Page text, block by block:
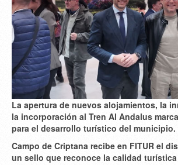
La apertura de nuevos alojamientos, la
la incorporación al Tren Al Andalus
para el desarrollo turístico del municipio.
Campo de Criptana recibe en FITUR el
un sello que reconoce la calidad